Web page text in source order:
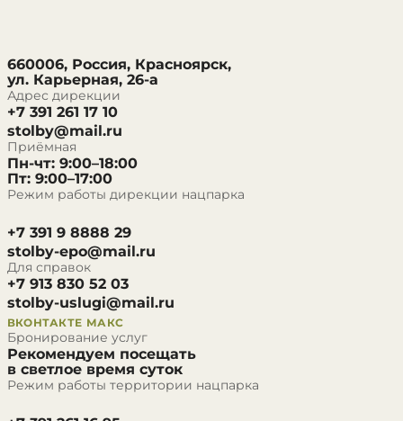
660006, Россия, Красноярск,
ул. Карьерная, 26-а
Адрес дирекции
+7 391 261 17 10
stolby@mail.ru
Приёмная
Пн-чт: 9:00–18:00
Пт: 9:00–17:00
Режим работы дирекции нацпарка
+7 391 9 8888 29
stolby-epo@mail.ru
Для справок
+7 913 830 52 03
stolby-uslugi@mail.ru
ВКОНТАКТЕ МАКС
Бронирование услуг
Рекомендуем посещать
в светлое время суток
Режим работы территории нацпарка